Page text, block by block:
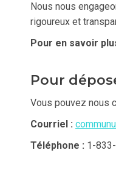
Nous nous
rigoureux et
Pour en savoir
Pour
Vous pouvez nous
Courriel :
Téléphone : 1-